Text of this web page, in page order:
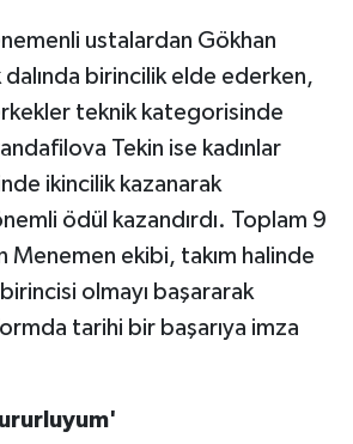
ustalardan Gökhan
birincilik elde ederken,
teknik kategorisinde
Tekin ise kadınlar
ikincilik kazanarak
ödül kazandırdı. Toplam 9
Menemen ekibi, takım halinde
olmayı başararak
tarihi bir başarıya imza